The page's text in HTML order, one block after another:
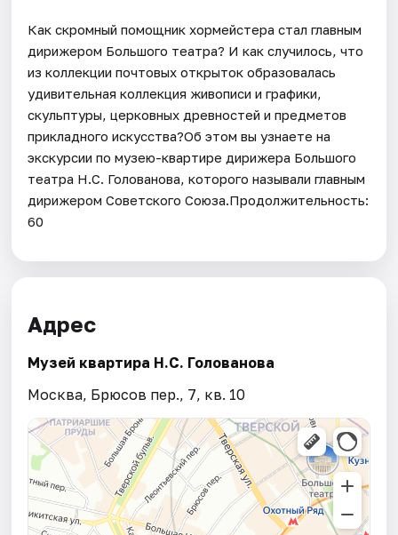
Как скромный помощник хормейстера стал главным
дирижером Большого театра? И как случилось, что
из коллекции почтовых открыток образовалась
удивительная коллекция живописи и графики,
скульптуры, церковных древностей и предметов
прикладного искусства?Об этом вы узнаете на
экскурсии по музею-квартире дирижера Большого
театра Н.С. Голованова, которого называли главным
дирижером Советского Союза.Продолжительность:
60
Адрес
Музей квартира Н.С. Голованова
Москва, Брюсов пер., 7, кв. 10